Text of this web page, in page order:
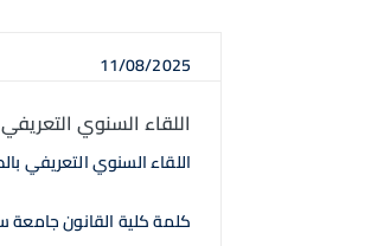
11/08/2025
اللقاء السنوي
اللقاء السنوي التعريفي
كلمة كلية القانون جامعة